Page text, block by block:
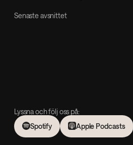
Senaste avsnittet
Lyssna och följ oss på:
Spotify
Apple Podcasts